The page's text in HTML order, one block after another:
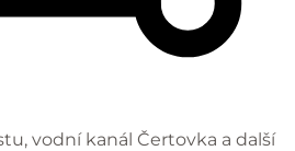
vodní kanál Čertovka a další